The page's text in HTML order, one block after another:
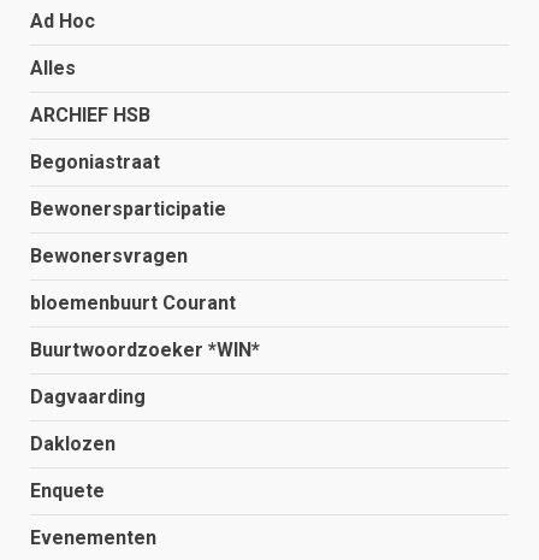
Ad Hoc
Alles
ARCHIEF HSB
Begoniastraat
Bewonersparticipatie
Bewonersvragen
bloemenbuurt Courant
Buurtwoordzoeker *WIN*
Dagvaarding
Daklozen
Enquete
Evenementen